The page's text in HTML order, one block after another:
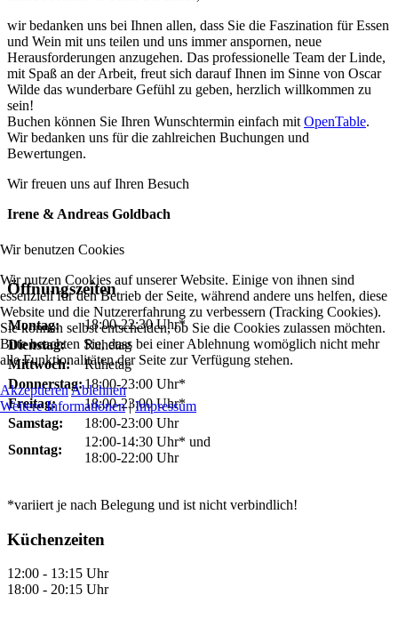
wir bedanken uns bei Ihnen allen, dass Sie die Faszination für Essen
und Wein mit uns teilen und uns immer anspornen, neue
Herausforderungen anzugehen. Das professionelle Team der Linde,
mit Spaß an der Arbeit, freut sich darauf Ihnen im Sinne von Oscar
Wilde das wunderbare Gefühl zu geben, herzlich willkommen zu
sein!
Buchen können Sie Ihren Wunschtermin einfach mit OpenTable.
Wir bedanken uns für die zahlreichen Buchungen und
Bewertungen.
Wir freuen uns auf Ihren Besuch
Irene & Andreas Goldbach
Öffnungszeiten
Montag:
18:00-22:30 Uhr*
Dienstag:
Ruhetag
Mittwoch:
Ruhetag
Donnerstag:18:00-23:00 Uhr*
Freitag:
18:00-23:00 Uhr*
Samstag:
18:00-23:00 Uhr
Sonntag:
12:00-14:30 Uhr* und
18:00-22:00 Uhr
*variiert je nach Belegung und ist nicht verbindlich!
Küchenzeiten
12:00 - 13:15 Uhr
18:00 - 20:15 Uhr
Wir benutzen Cookies
Wir nutzen Cookies auf unserer Website. Einige von ihnen sind
essenziell für den Betrieb der Seite, während andere uns helfen, diese
Website und die Nutzererfahrung zu verbessern (Tracking Cookies).
Sie können selbst entscheiden, ob Sie die Cookies zulassen möchten.
Bitte beachten Sie, dass bei einer Ablehnung womöglich nicht mehr
alle Funktionalitäten der Seite zur Verfügung stehen.
AkzeptierenAblehnen
Weitere Informationen|Impressum